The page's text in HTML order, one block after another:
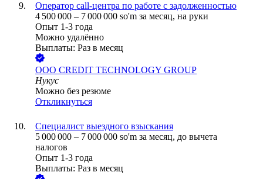
Оператор call-центра по работе с задолженностью
4 500 000 – 7 000 000 so'm за месяц, на руки
Опыт 1-3 года
Можно удалённо
Выплаты: Раз в месяц
ООО CREDIT TECHNOLOGY GROUP
Нукус
Можно без резюме
Откликнуться
Специалист выездного взыскания
5 000 000 – 7 000 000 so'm за месяц, до вычета
налогов
Опыт 1-3 года
Выплаты: Раз в месяц